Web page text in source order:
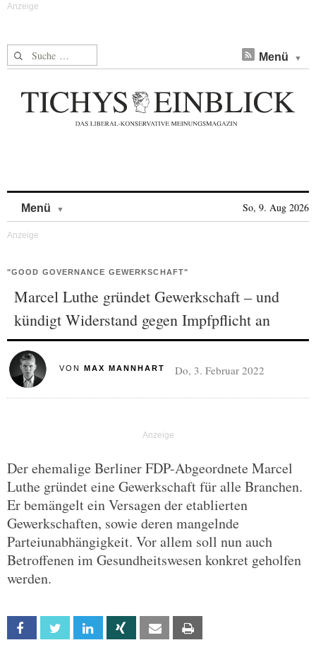
Suche nach: Menü
Menü So, 9. Aug 2026
"GOOD GOVERNANCE GEWERKSCHAFT"
Marcel Luthe gründet Gewerkschaft – und
kündigt Widerstand gegen Impfpflicht an
VON MAX MANNHART Do, 3. Februar 2022
Der ehemalige Berliner FDP-Abgeordnete Marcel
Luthe gründet eine Gewerkschaft für alle Branchen.
Er bemängelt ein Versagen der etablierten
Gewerkschaften, sowie deren mangelnde
Parteiunabhängigkeit. Vor allem soll nun auch
Betroffenen im Gesundheitswesen konkret geholfen
werden.
Facebook Twitter Linkedin Xing Email